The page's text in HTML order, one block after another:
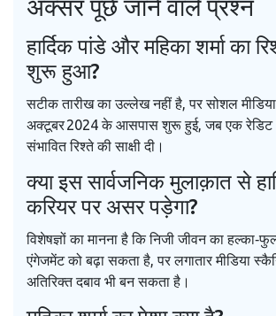
अक्सर पूछे जाने वाले प्रश्न
हार्दिक पांडे और महिका शर्मा का
शुरू हुआ?
सटीक तारीख का उल्लेख नहीं है, पर सोशल मीडिया
अक्टूबर 2024 के आसपास शुरू हुई, जब एक रेडिट
संभावित रिश्ते की साक्षी दी।
क्या इस सार्वजनिक मुलाक़ात से
करियर पर असर पड़ेगा?
विशेषज्ञों का मानना है कि निजी जीवन का
एंगेजमेंट को बढ़ा सकता है, पर लगातार मीडिया
अतिरिक्त दबाव भी बन सकता है।